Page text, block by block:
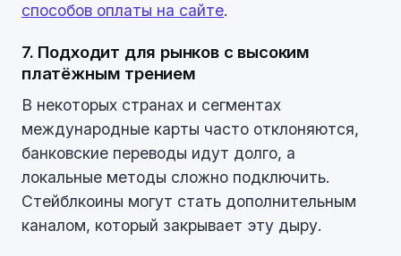
способов оплаты на сайте.
7. Подходит для рынков с высоким
платёжным трением
В некоторых странах и сегментах
международные карты часто отклоняются,
банковские переводы идут долго, а
локальные методы сложно подключить.
Стейблкоины могут стать дополнительным
каналом, который закрывает эту дыру.